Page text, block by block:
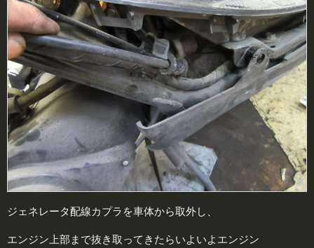
ジェネレータ配線カプラを車体から取外し、
エンジン上部まで抜き取ってきたらいよいよエンジン